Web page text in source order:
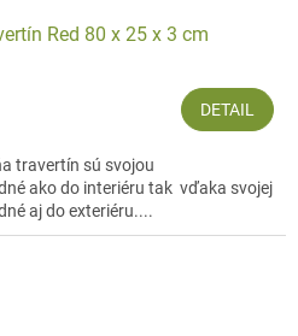
Red 80 x 25 x 3 cm
DETAIL
travertín sú svojou
ako do interiéru tak vďaka svojej
aj do exteriéru....